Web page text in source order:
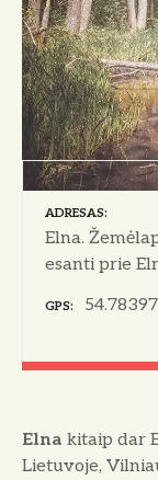
ADRESAS
Elna.
esanti prie
GPS
Elna kitaip dar
Lietuvoje,